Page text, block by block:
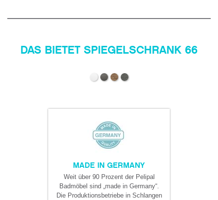
DAS BIETET SPIEGELSCHRANK 66
MADE IN GERMANY
Weit über 90 Prozent der Pelipal
Badmöbel sind „made in Germany“.
Die Produktionsbetriebe in Schlangen